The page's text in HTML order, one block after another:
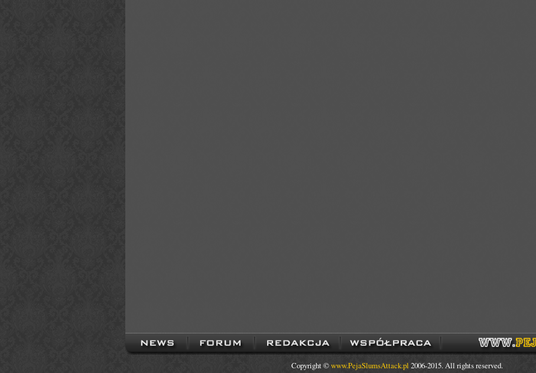
Copyright ©www.PejaSlumsAttack.pl 2006-2015. All rights reserved.